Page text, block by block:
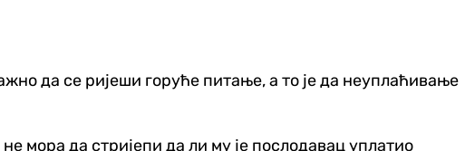
да се ријеши горуће питање, а то је да неуплаћивање
мора да стријепи да ли му је послодавац уплатио